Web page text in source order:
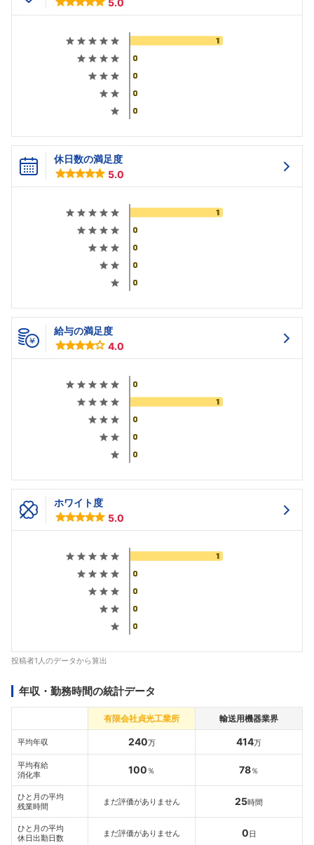
5.0
休日数の満足度
5.0
給与の満足度
4.0
ホワイト度
5.0
投稿者1人のデータから算出
年収・勤務時間の統計データ
有限会社貞光工業所 輸送用機器業界
平均年収 240万 414万
平均有給
消化率
100 ％ 78％
ひと月の平均
残業時間
まだ評価がありません 25時間
ひと月の平均
休日出勤日数
まだ評価がありません 0日